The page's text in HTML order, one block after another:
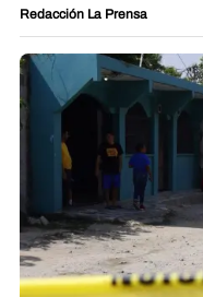
Redacción La Prensa